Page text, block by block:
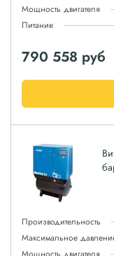
Мощность двигателя
Питание
790 558 руб
Производительность
Максимальное